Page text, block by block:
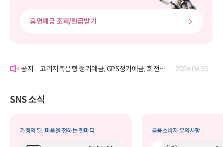
휴면예금 조회/환급받기
고려저축은행 정기예금, GPS정기예금, 회전정기예금, GPS회전정기예금, 자유적립예금, 퇴직연금정기예금, 보고파플러스 파킹통장(기업포함)의 금리 변경 공시
2026.06.30
SNS 소식
가정의 달, 마음을 전하는 한마디 금융소비자 유의사항